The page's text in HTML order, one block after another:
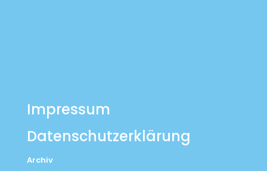
Impressum
Datenschutzerklärung
Archiv